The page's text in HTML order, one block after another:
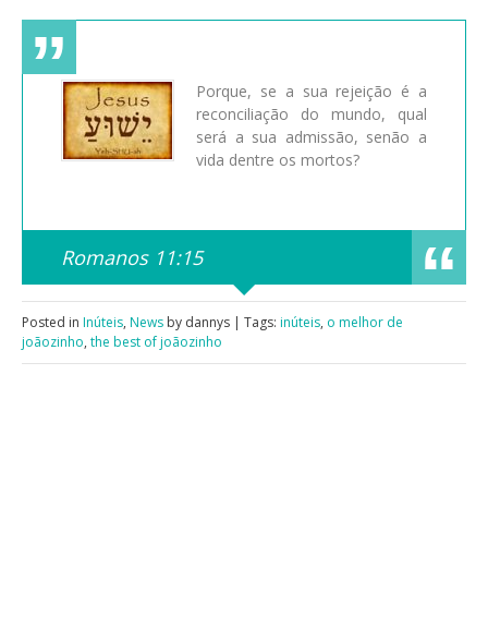
Porque, se a sua rejeição é a
reconciliação do mundo, qual
será a sua admissão, senão a
vida dentre os mortos?
Romanos 11:15
Posted in Inúteis, News by dannys | Tags: inúteis, o melhor de
joãozinho, the best of joãozinho